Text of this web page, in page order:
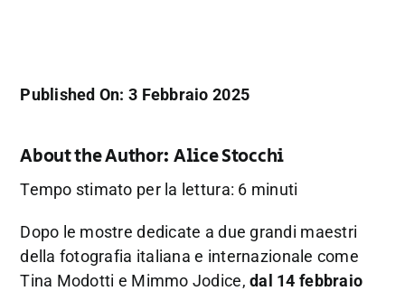
Published On: 3 Febbraio 2025
About the Author: Alice Stocchi
Tempo stimato per la lettura: 6 minuti
Dopo le mostre dedicate a due grandi maestri
della fotografia italiana e internazionale come
Tina Modotti e Mimmo Jodice,dal 14 febbraio